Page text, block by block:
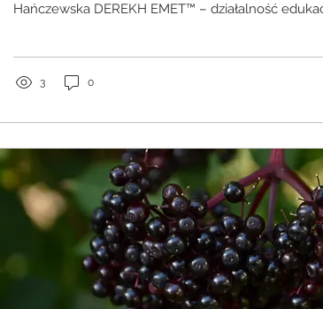
Hańczewska DEREKH EMET™ – działalność
utratą funkcji ruchowych przy zachowanym lub
3 0